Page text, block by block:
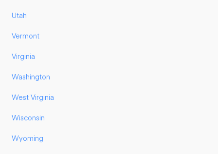
Utah
Vermont
Virginia
Washington
West Virginia
Wisconsin
Wyoming